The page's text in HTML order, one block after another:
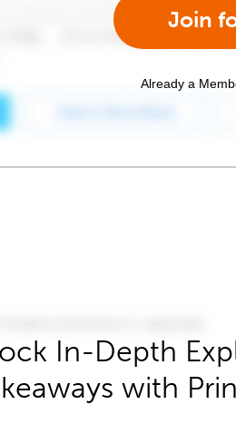
Join
Already a
In-Depth
with